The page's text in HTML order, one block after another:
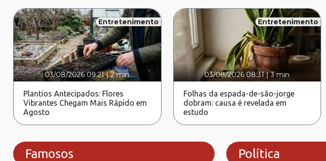
Entretenimento
03/08/2026 09:21|2 min
Plantios Antecipados: Flores
Vibrantes Chegam Mais Rápido em
Agosto
Entretenimento
03/08/2026 08:31|3 min
Folhas da espada-de-são-jorge
dobram: causa é revelada em
estudo
Famosos Política